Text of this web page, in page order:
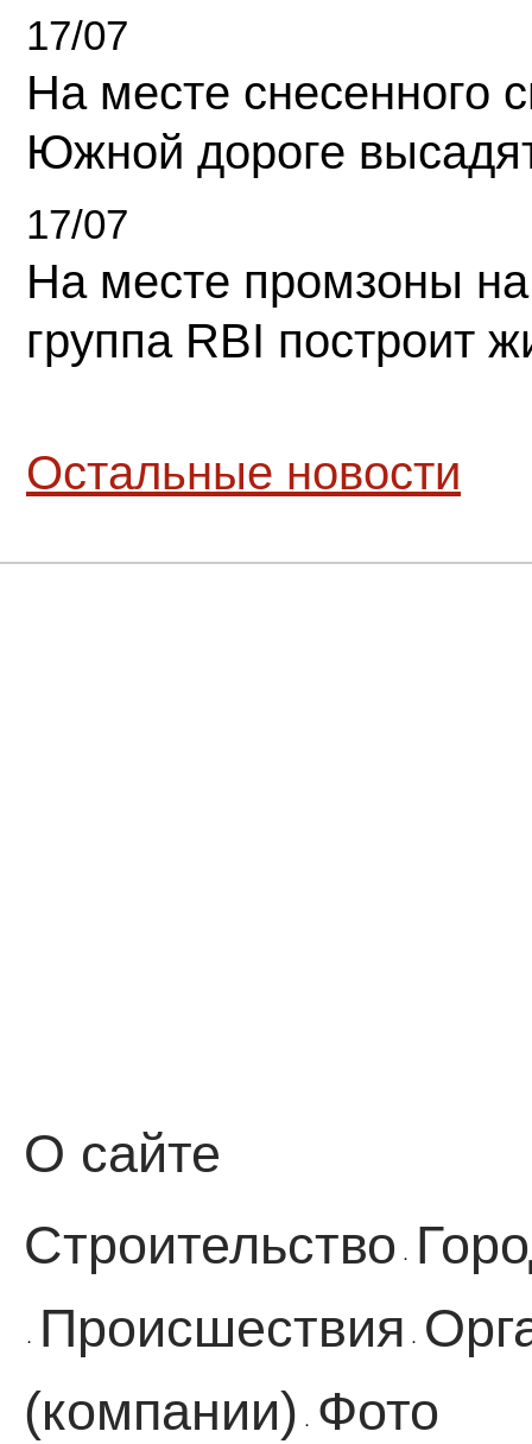
17/07
На месте снесенного
Южной дороге
17/07
На месте промзоны
группа RBI построит
Остальные новости
О сайте
Строительство ·
· Происшествия ·
(компании)
·
Фото